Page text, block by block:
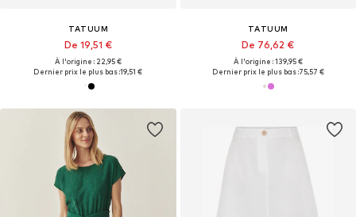
TATUUM
De 19,51 €
À l'origine : 22,95 €
Dernier prix le plus bas :19,51 €
TATUUM
De 76,62 €
À l'origine : 139,95 €
Dernier prix le plus bas :75,57 €